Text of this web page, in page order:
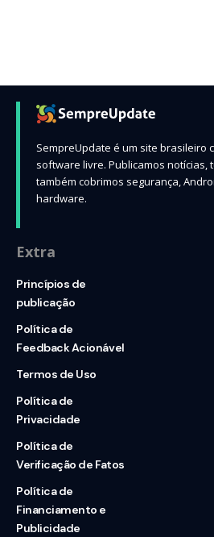
SempreUpdate é um site brasileiro
software livre. Publicamos notícias,
também cobrimos segurança,
hardware.
Extra
Princípios de
publicação
Política de
Feedback Acionável
Termos de Uso
Política de
Privacidade
Política de
Verificação de Fatos
Política de
Financiamento e
Publicidade